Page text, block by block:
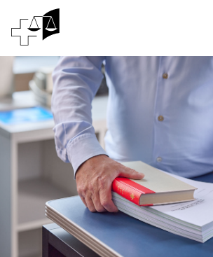
Jurisprudence
Tribunal fédéral
Travailler au Tribunal fédéral
Médias